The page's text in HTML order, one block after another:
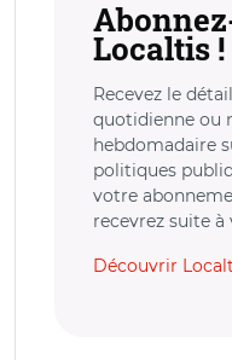
Localtis !
Recevez le
quotidienne ou
hebdomadaire
politiques
votre
recevrez suite
Découvrir